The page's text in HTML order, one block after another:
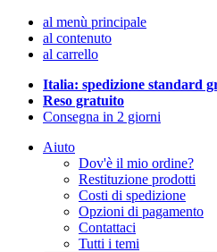
al menù principale
al contenuto
al carrello
Italia: spedizione standard
Reso gratuito
Consegna in 2 giorni
Aiuto
Dov'è il mio ordine?
Restituzione prodotti
Costi di spedizione
Opzioni di pagamento
Contattaci
Tutti i temi